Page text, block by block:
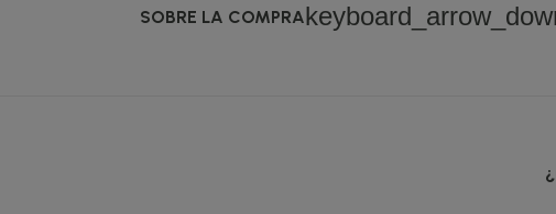
SOBRE LA COMPRA